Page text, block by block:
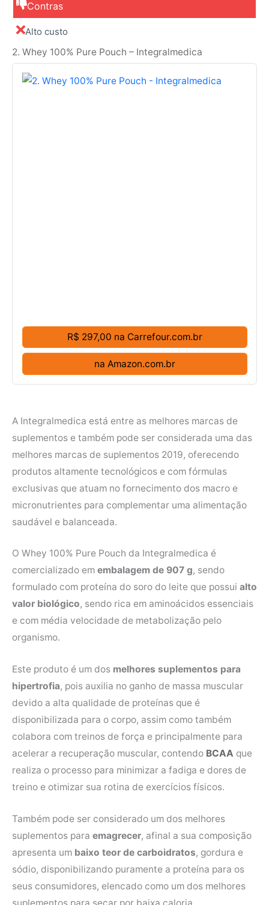
Contras
Alto custo
2. Whey 100% Pure Pouch – Integralmedica
R$ 297,00 na Carrefour.com.br
na Amazon.com.br
A Integralmedica está entre as melhores marcas de
suplementos e também pode ser considerada uma das
melhores marcas de suplementos 2019, oferecendo
produtos altamente tecnológicos e com fórmulas
exclusivas que atuam no fornecimento dos macro e
micronutrientes para complementar uma alimentação
saudável e balanceada.
O Whey 100% Pure Pouch da Integralmedica é
comercializado em embalagem de 907 g, sendo
formulado com proteína do soro do leite que possui alto
valor biológico, sendo rica em aminoácidos essenciais
e com média velocidade de metabolização pelo
organismo.
Este produto é um dos melhores suplementos para
hipertrofia, pois auxilia no ganho de massa muscular
devido a alta qualidade de proteínas que é
disponibilizada para o corpo, assim como também
colabora com treinos de força e principalmente para
acelerar a recuperação muscular, contendo BCAA que
realiza o processo para minimizar a fadiga e dores de
treino e otimizar sua rotina de exercícios físicos.
Também pode ser considerado um dos melhores
suplementos para emagrecer, afinal a sua composição
apresenta um baixo teor de carboidratos, gordura e
sódio, disponibilizando puramente a proteína para os
seus consumidores, elencado como um dos melhores